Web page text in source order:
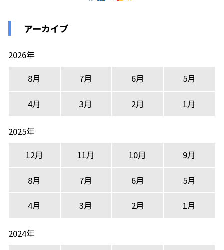
アーカイブ
2026年
8月
7月 6月 5月
4月 3月 2月 1月
2025年
12月
11月 10月 9月
8月 7月 6月 5月
4月 3月 2月 1月
2024年